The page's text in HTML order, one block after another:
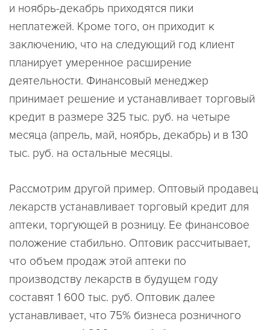
и ноябрь-декабрь приходятся пики
неплатежей. Кроме того, он приходит к
заключению, что на следующий год клиент
планирует умеренное расширение
деятельности. Финансовый менеджер
принимает решение и устанавливает торговый
кредит в размере 325 тыс. руб. на четыре
месяца (апрель, май, ноябрь, декабрь) и в 130
тыс. руб. на остальные месяцы.
Рассмотрим другой пример. Оптовый продавец
лекарств устанавливает торговый кредит для
аптеки, торгующей в розницу. Ее финансовое
положение стабильно. Оптовик рассчитывает,
что объем продаж этой аптеки по
производству лекарств в будущем году
составят 1 600 тыс. руб. Оптовик далее
устанавливает, что 75% бизнеса розничного